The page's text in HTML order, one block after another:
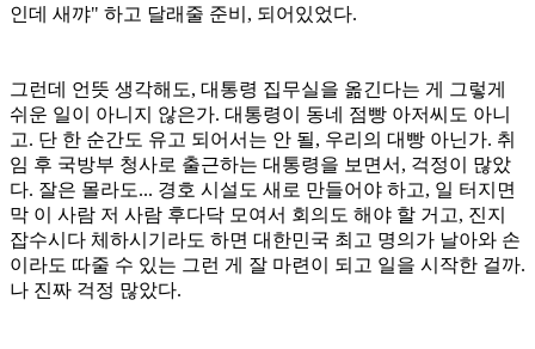
인데 새꺄" 하고 달래줄 준비, 되어있었다.
그런데 언뜻 생각해도, 대통령 집무실을 옮긴다는 게 그렇게
쉬운 일이 아니지 않은가. 대통령이 동네 점빵 아저씨도 아니
고. 단 한 순간도 유고 되어서는 안 될, 우리의 대빵 아닌가. 취
임 후 국방부 청사로 출근하는 대통령을 보면서, 걱정이 많았
다. 잘은 몰라도... 경호 시설도 새로 만들어야 하고, 일 터지면
막 이 사람 저 사람 후다닥 모여서 회의도 해야 할 거고, 진지
잡수시다 체하시기라도 하면 대한민국 최고 명의가 날아와 손
이라도 따줄 수 있는 그런 게 잘 마련이 되고 일을 시작한 걸까.
나 진짜 걱정 많았다.